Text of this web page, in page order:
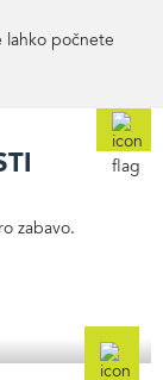
lahko počnete
zabavo.